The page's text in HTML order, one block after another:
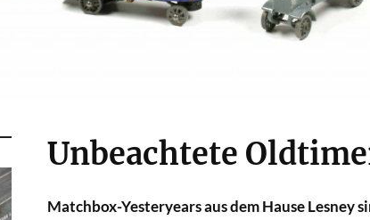
Unbeachtete
Matchbox-Yesteryears aus dem Hause Lesney